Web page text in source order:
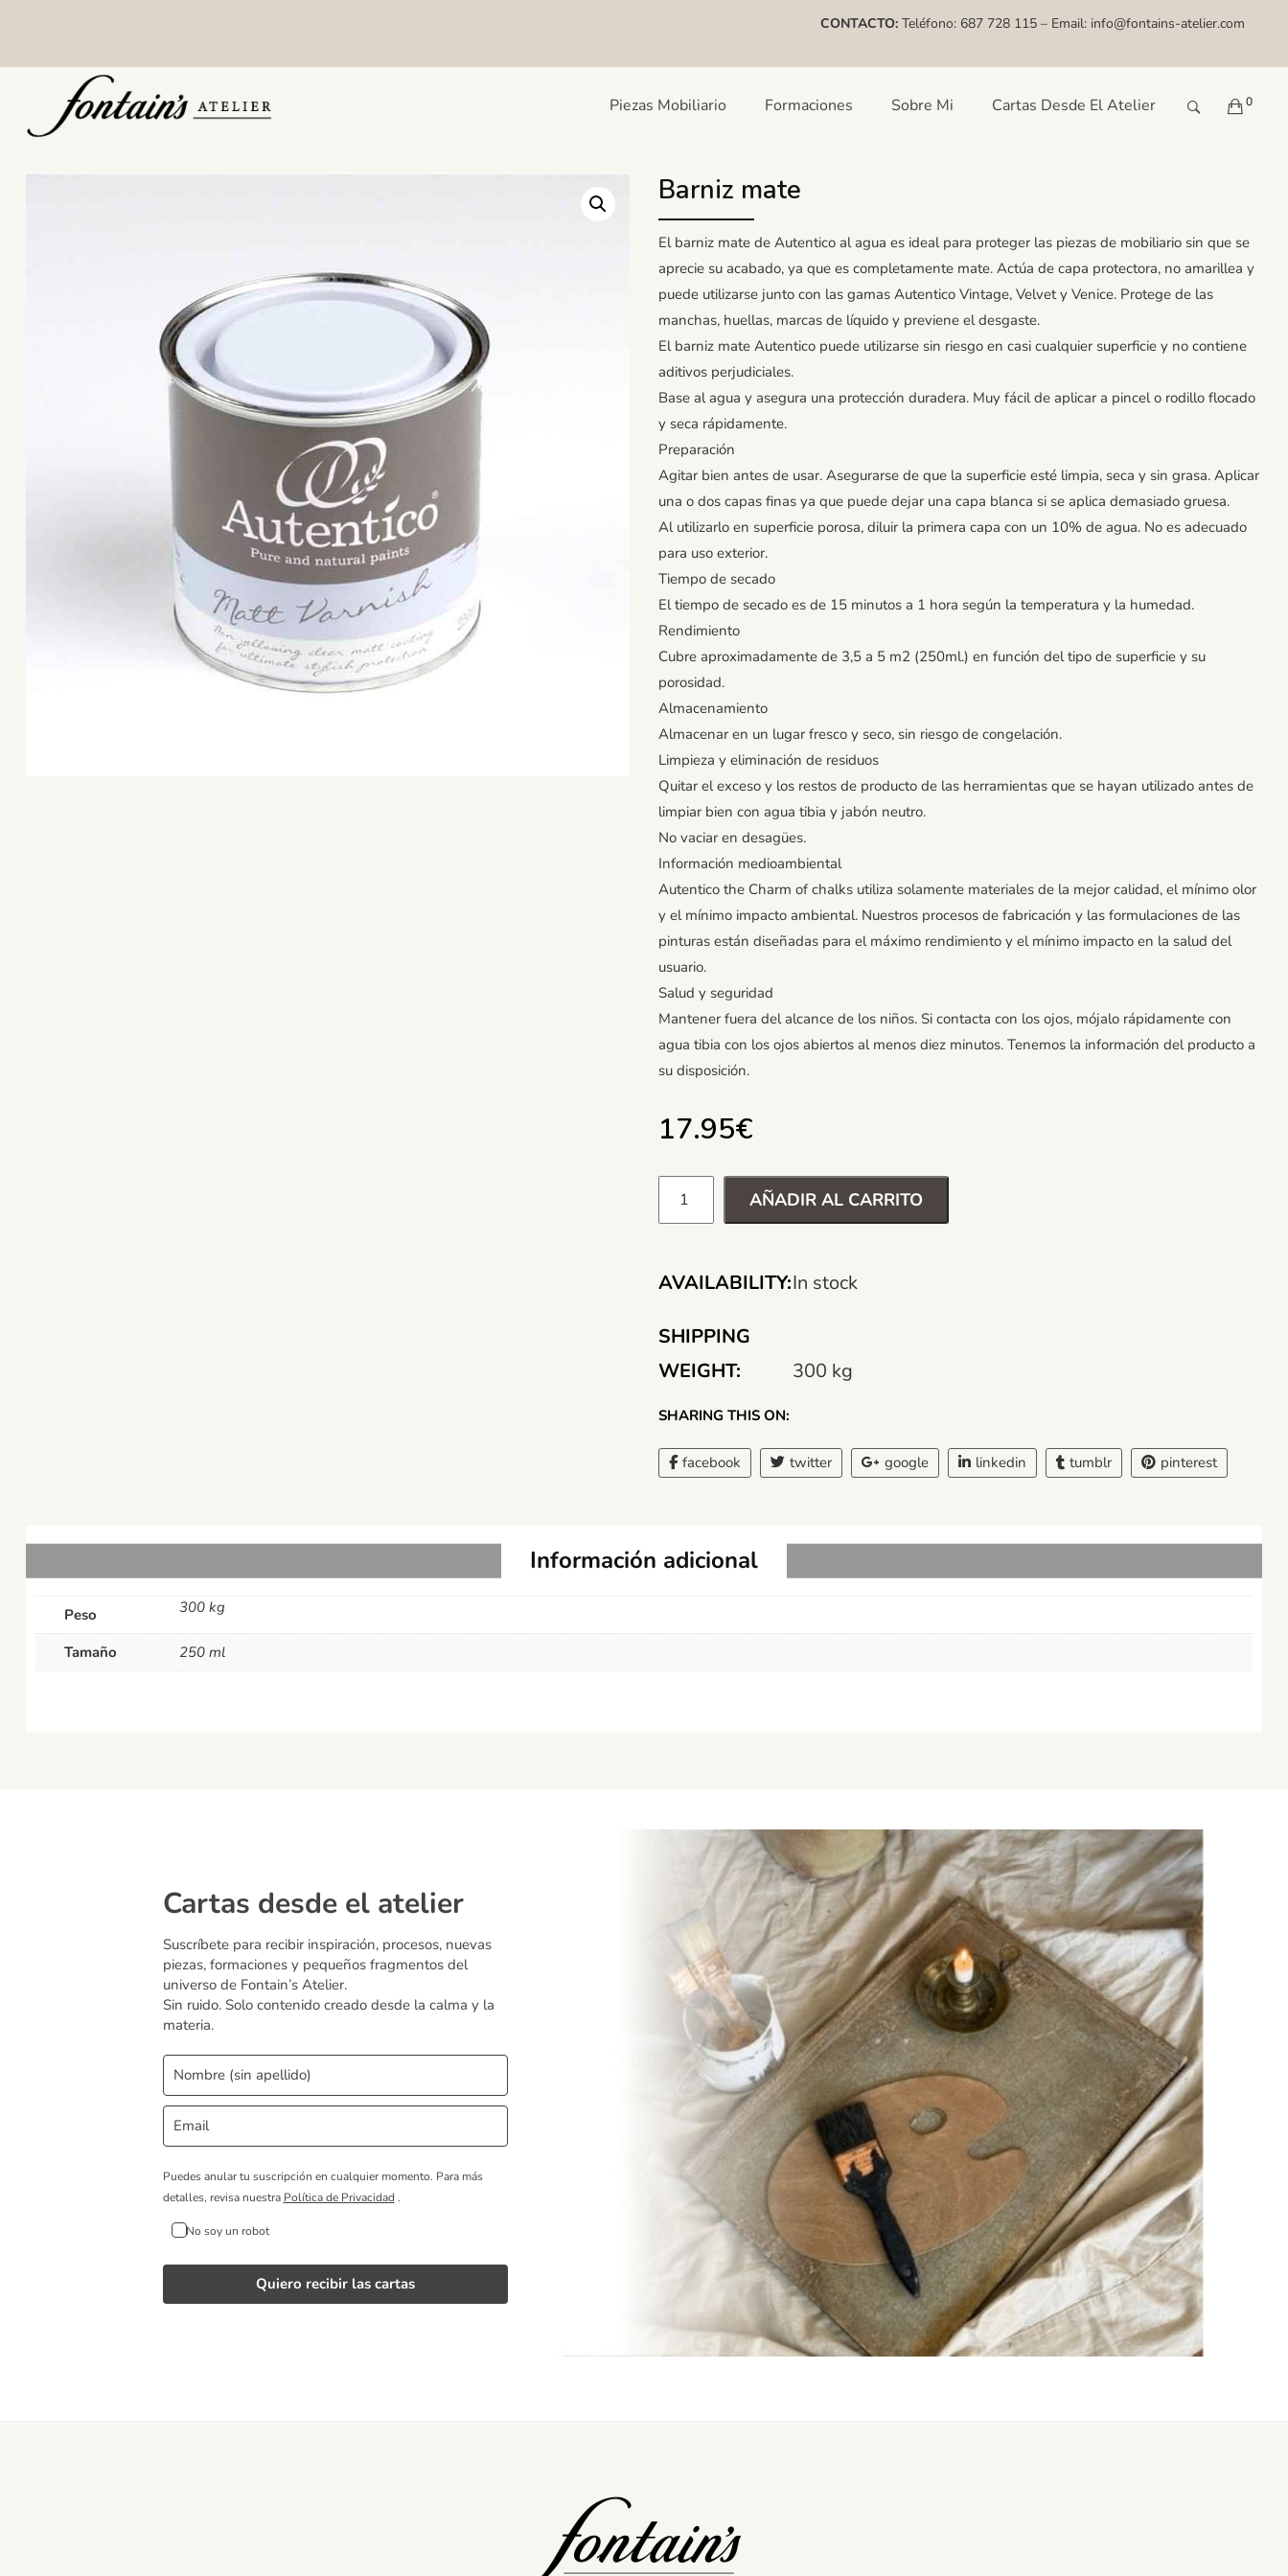
CONTACTO: Teléfono: 687 728 115 – Email: info@fontains-atelier.com
Piezas Mobiliario Formaciones Sobre Mi Cartas Desde El Atelier 0
Barniz mate
El barniz mate de Autentico al agua es ideal para proteger las piezas de mobiliario sin que se
aprecie su acabado, ya que es completamente mate. Actúa de capa protectora, no amarillea y
puede utilizarse junto con las gamas Autentico Vintage, Velvet y Venice. Protege de las
manchas, huellas, marcas de líquido y previene el desgaste.
El barniz mate Autentico puede utilizarse sin riesgo en casi cualquier superficie y no contiene
aditivos perjudiciales.
Base al agua y asegura una protección duradera. Muy fácil de aplicar a pincel o rodillo flocado
y seca rápidamente.
Preparación
Agitar bien antes de usar. Asegurarse de que la superficie esté limpia, seca y sin grasa. Aplicar
una o dos capas finas ya que puede dejar una capa blanca si se aplica demasiado gruesa.
Al utilizarlo en superficie porosa, diluir la primera capa con un 10% de agua. No es adecuado
para uso exterior.
Tiempo de secado
El tiempo de secado es de 15 minutos a 1 hora según la temperatura y la humedad.
Rendimiento
Cubre aproximadamente de 3,5 a 5 m2 (250ml.) en función del tipo de superficie y su
porosidad.
Almacenamiento
Almacenar en un lugar fresco y seco, sin riesgo de congelación.
Limpieza y eliminación de residuos
Quitar el exceso y los restos de producto de las herramientas que se hayan utilizado antes de
limpiar bien con agua tibia y jabón neutro.
No vaciar en desagües.
Información medioambiental
Autentico the Charm of chalks utiliza solamente materiales de la mejor calidad, el mínimo olor
y el mínimo impacto ambiental. Nuestros procesos de fabricación y las formulaciones de las
pinturas están diseñadas para el máximo rendimiento y el mínimo impacto en la salud del
usuario.
Salud y seguridad
Mantener fuera del alcance de los niños. Si contacta con los ojos, mójalo rápidamente con
agua tibia con los ojos abiertos al menos diez minutos. Tenemos la información del producto a
su disposición.
17.95€
AÑADIR AL CARRITO
AVAILABILITY:In stock
SHIPPING
WEIGHT:
300 kg
SHARING THIS ON:
facebook twitter google linkedin tumblr pinterest
Información adicional
Peso 300 kg
Tamaño 250 ml
Cartas desde el atelier
Suscríbete para recibir inspiración, procesos, nuevas
piezas, formaciones y pequeños fragmentos del
universo de Fontain’s Atelier.
Sin ruido. Solo contenido creado desde la calma y la
materia.
Puedes anular tu suscripción en cualquier momento. Para más
detalles, revisa nuestra Política de Privacidad .
No soy un robot
Quiero recibir las cartas